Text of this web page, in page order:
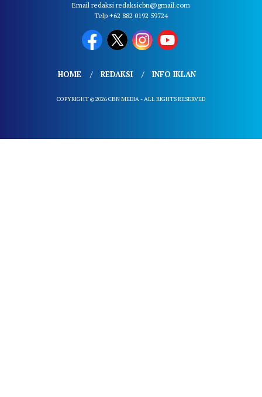
Email redaksi redaksicbn@gmail.com
Telp +62 882 0192 59724
HOME REDAKSI INFO IKLAN
COPYRIGHT © 2026 CBN MEDIA - ALL RIGHTS RESERVED